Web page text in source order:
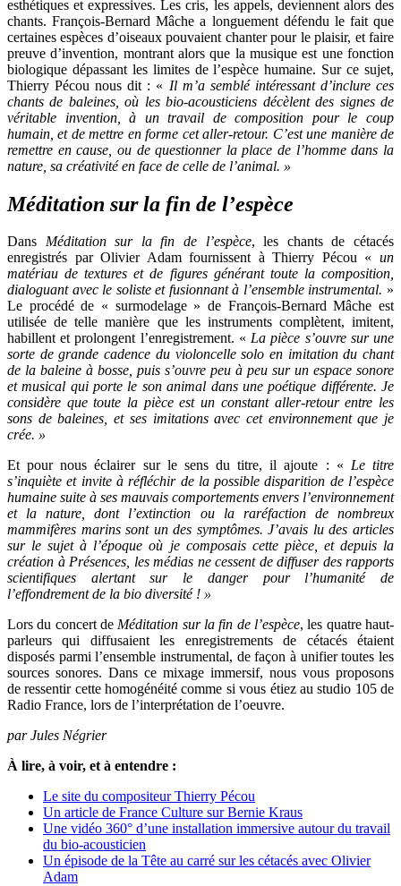
esthétiques et expressives. Les cris, les appels, deviennent alors des
chants. François-Bernard Mâche a longuement défendu le fait que
certaines espèces d’oiseaux pouvaient chanter pour le plaisir, et faire
preuve d’invention, montrant alors que la musique est une fonction
biologique dépassant les limites de l’espèce humaine. Sur ce sujet,
Thierry Pécou nous dit : « Il m’a semblé intéressant d’inclure ces
chants de baleines, où les bio-acousticiens décèlent des signes de
véritable invention, à un travail de composition pour le coup
humain, et de mettre en forme cet aller-retour. C’est une manière de
remettre en cause, ou de questionner la place de l’homme dans la
nature, sa créativité en face de celle de l’animal. »
Méditation sur la fin de l’espèce
Dans Méditation sur la fin de l’espèce, les chants de cétacés
enregistrés par Olivier Adam fournissent à Thierry Pécou « un
matériau de textures et de figures générant toute la composition,
dialoguant avec le soliste et fusionnant à l’ensemble instrumental. »
Le procédé de « surmodelage » de François-Bernard Mâche est
utilisée de telle manière que les instruments complètent, imitent,
habillent et prolongent l’enregistrement. «La pièce s’ouvre sur une
sorte de grande cadence du violoncelle solo en imitation du chant
de la baleine à bosse, puis s’ouvre peu à peu sur un espace sonore
et musical qui porte le son animal dans une poétique différente. Je
considère que toute la pièce est un constant aller-retour entre les
sons de baleines, et ses imitations avec cet environnement que je
crée. »
Et pour nous éclairer sur le sens du titre, il ajoute : « Le titre
s’inquiète et invite à réfléchir de la possible disparition de l’espèce
humaine suite à ses mauvais comportements envers l’environnement
et la nature, dont l’extinction ou la raréfaction de nombreux
mammifères marins sont un des symptômes. J’avais lu des articles
sur le sujet à l’époque où je composais cette pièce, et depuis la
création à Présences, les médias ne cessent de diffuser des rapports
scientifiques alertant sur le danger pour l’humanité de
l’effondrement de la bio diversité ! »
Lors du concert deMéditation sur la fin de l’espèce, les quatre haut-
parleurs qui diffusaient les enregistrements de cétacés étaient
disposés parmi l’ensemble instrumental, de façon à unifier toutes les
sources sonores. Dans ce mixage immersif, nous vous proposons
de ressentir cette homogénéité comme si vous étiez au studio 105 de
Radio France, lors de l’interprétation de l’oeuvre.
par Jules Négrier
À lire, à voir, et à entendre :
Le site du compositeur Thierry Pécou
Un article de France Culture sur Bernie Kraus
Une vidéo 360° d’une installation immersive autour du travail
du bio-acousticien
Un épisode de la Tête au carré sur les cétacés avec Olivier
Adam